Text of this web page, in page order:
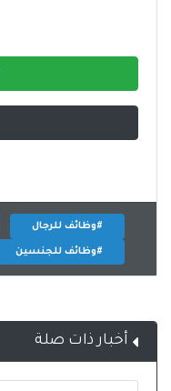
#وظائف للرجال
#وظائف للجنسين
أخبار ذات صلة